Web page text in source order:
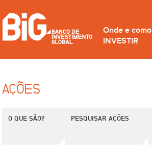
Onde e como
INVESTIR
AÇÕES
O QUE SÃO? PESQUISAR AÇÕES